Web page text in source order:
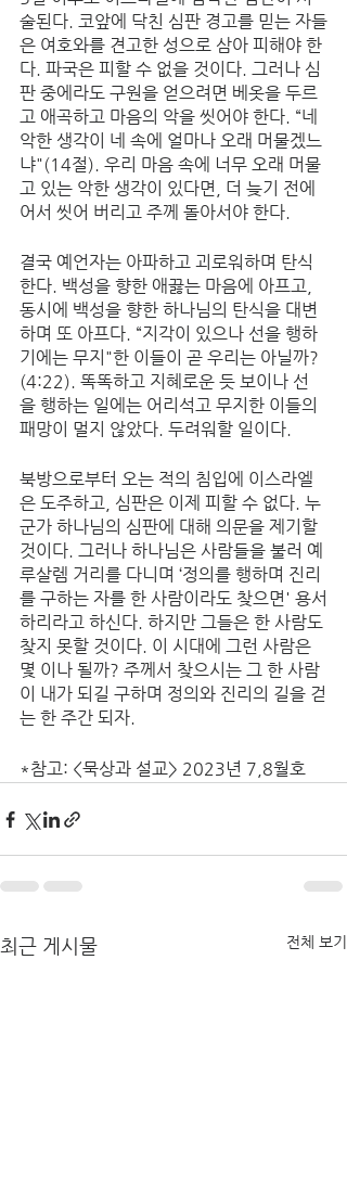
술된다. 코앞에 닥친 심판 경고를 믿는 자들
은 여호와를 견고한 성으로 삼아 피해야 한
다. 파국은 피할 수 없을 것이다. 그러나 심
판 중에라도 구원을 얻으려면 베옷을 두르
고 애곡하고 마음의 악을 씻어야 한다. “네
악한 생각이 네 속에 얼마나 오래 머물겠느
냐"(14절). 우리 마음 속에 너무 오래 머물
고 있는 악한 생각이 있다면, 더 늦기 전에
어서 씻어 버리고 주께 돌아서야 한다.
결국 예언자는 아파하고 괴로워하며 탄식
한다. 백성을 향한 애끓는 마음에 아프고,
동시에 백성을 향한 하나님의 탄식을 대변
하며 또 아프다. “지각이 있으나 선을 행하
기에는 무지"한 이들이 곧 우리는 아닐까?
(4:22). 똑똑하고 지혜로운 듯 보이나 선
을 행하는 일에는 어리석고 무지한 이들의
패망이 멀지 않았다. 두려워할 일이다.
북방으로부터 오는 적의 침입에 이스라엘
은 도주하고, 심판은 이제 피할 수 없다. 누
군가 하나님의 심판에 대해 의문을 제기할
것이다. 그러나 하나님은 사람들을 불러 예
루살렘 거리를 다니며 ‘정의를 행하며 진리
를 구하는 자를 한 사람이라도 찾으면' 용서
하리라고 하신다. 하지만 그들은 한 사람도
찾지 못할 것이다. 이 시대에 그런 사람은
몇 이나 될까? 주께서 찾으시는 그 한 사람
이 내가 되길 구하며 정의와 진리의 길을 걷
는 한 주간 되자.
*참고: <묵상과 설교> 2023년 7,8월호
최근 게시물 전체 보기